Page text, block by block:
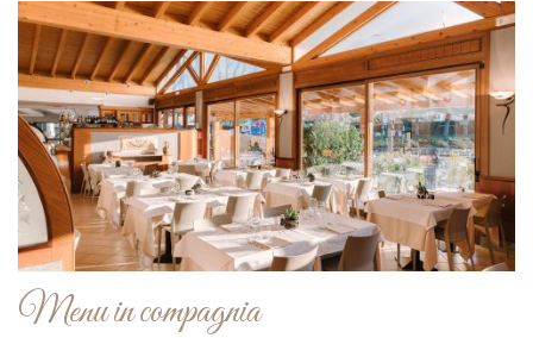
News novità
Menu in compagnia